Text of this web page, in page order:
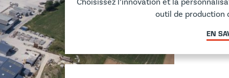
Choisissez l’innovation et la
outil de production
EN